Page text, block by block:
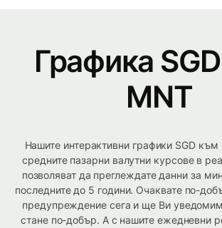
Графика
MNT
Нашите интерактивни графики SGD към
средните пазарни валутни курсове в
позволяват да преглеждате данни за
последните до 5 години. Очаквате по-
предупреждение сега и ще Ви
стане по-добър. А с нашите ежедневни